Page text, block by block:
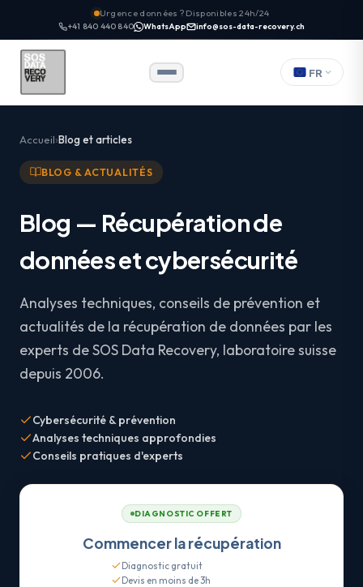
Urgence données ? Disponibles 24h/24
+41 840 440 840 WhatsApp info@sos-data-recovery.ch
FR
Accueil Blog et articles
BLOG & ACTUALITÉS
Blog — Récupération de
données et cybersécurité
Analyses techniques, conseils de prévention et
actualités de la récupération de données par les
experts de SOS Data Recovery, laboratoire suisse
depuis 2006.
Cybersécurité & prévention
Analyses techniques approfondies
Conseils pratiques d'experts
DIAGNOSTIC OFFERT
Commencer la récupération
Diagnostic gratuit
Devis en moins de 3h